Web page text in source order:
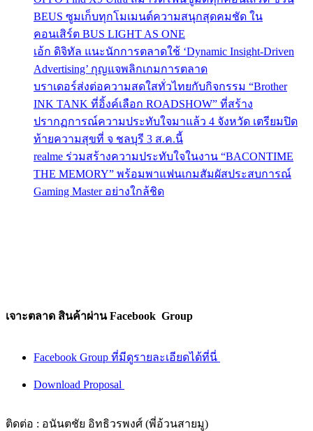
BEUS ซูมเก็บทุกโมเมนต์ความสนุกสุดคมชัด ใน
คอนเสิร์ต BUS LIGHT AS ONE
เอ้ก ดิจิทัล แนะนักการตลาดใช้ ‘Dynamic Insight-Driven
Advertising’ กุญแจพลิกเกมการตลาด
บราเดอร์ส่งต่อความสดใสทั่วไทยกับกิจกรรม “Brother
INK TANK ที่อิ้งค์เลือก ROADSHOW” ที่สร้าง
ปรากฏการณ์ความประทับใจมาแล้ว 4 จังหวัด เตรียมปิด
ท้ายความสุขที่ จ ชลบุรี 3 ส.ค.นี้
realme ร่วมสร้างความประทับใจในงาน “BACONTIME
THE MEMORY” พร้อมพาแฟนเกมสัมผัสประสบการณ์
Gaming Master อย่างใกล้ชิด
เจาะตลาด สินค้าผ่าน Facebook Group
Facebook Group ที่มีดูรายละเอียดได้ที่นี่
Download Proposal
ติดต่อ : อนันตชัย อิทธิวรพงศ์ (พี่อ้วนสายมู)